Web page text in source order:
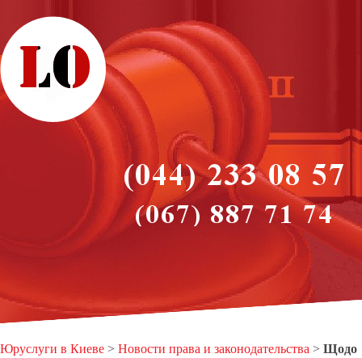
Юруслуги в Киеве > Новости права и законодательства > Щодо